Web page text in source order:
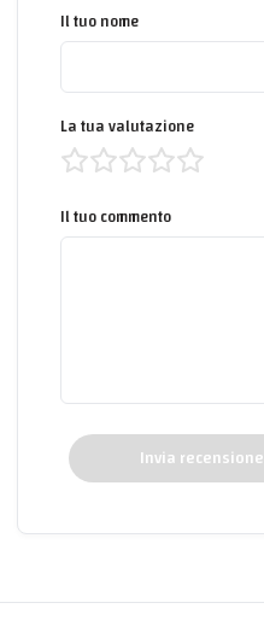
Il tuo nome
La tua valutazione
Il tuo commento
Invia recensione